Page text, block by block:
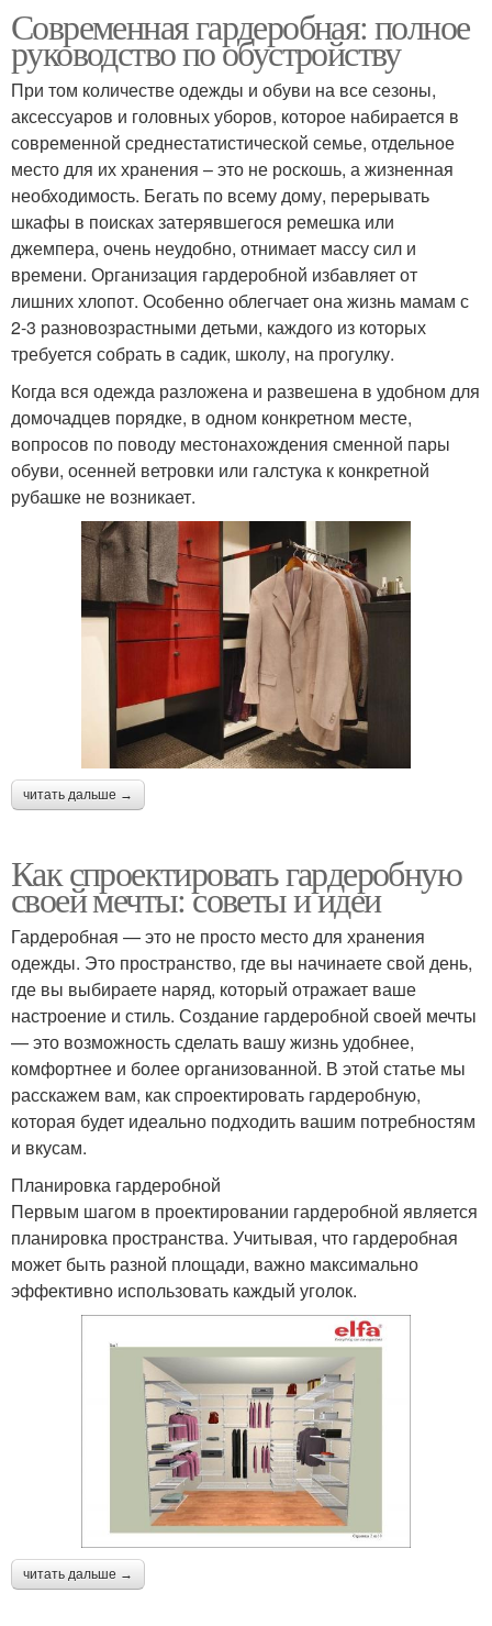
Современная гардеробная: полное
руководство по обустройству
При том количестве одежды и обуви на все сезоны,
аксессуаров и головных уборов, которое набирается в
современной среднестатистической семье, отдельное
место для их хранения – это не роскошь, а жизненная
необходимость. Бегать по всему дому, перерывать
шкафы в поисках затерявшегося ремешка или
джемпера, очень неудобно, отнимает массу сил и
времени. Организация гардеробной избавляет от
лишних хлопот. Особенно облегчает она жизнь мамам с
2-3 разновозрастными детьми, каждого из которых
требуется собрать в садик, школу, на прогулку.
Когда вся одежда разложена и развешена в удобном для
домочадцев порядке, в одном конкретном месте,
вопросов по поводу местонахождения сменной пары
обуви, осенней ветровки или галстука к конкретной
рубашке не возникает.
читать дальше →
Как спроектировать гардеробную
своей мечты: советы и идеи
Гардеробная — это не просто место для хранения
одежды. Это пространство, где вы начинаете свой день,
где вы выбираете наряд, который отражает ваше
настроение и стиль. Создание гардеробной своей мечты
— это возможность сделать вашу жизнь удобнее,
комфортнее и более организованной. В этой статье мы
расскажем вам, как спроектировать гардеробную,
которая будет идеально подходить вашим потребностям
и вкусам.
Планировка гардеробной
Первым шагом в проектировании гардеробной является
планировка пространства. Учитывая, что гардеробная
может быть разной площади, важно максимально
эффективно использовать каждый уголок.
читать дальше →